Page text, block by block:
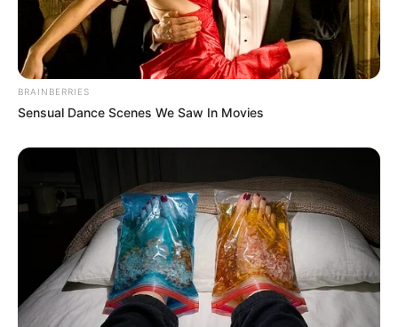
Решения, которые избавят Баку от
пробок за 15–20 минут
2081
Переходы
Ana səhifə
HAQQIMIZDA
ƏLAQƏ
Контакты
Телефон (+99450) 247 90 86
E-mail oxucomsayti @gmail.com
BRAINBERRIES
Sensual Dance Scenes We Saw In Movies